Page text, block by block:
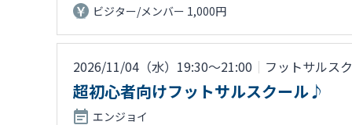
ビジター/メンバー 1,000円
2026/11/04（水）19:30〜21:00 ｜ フットサルス
超初心者向けフットサルスクール♪
エンジョイ